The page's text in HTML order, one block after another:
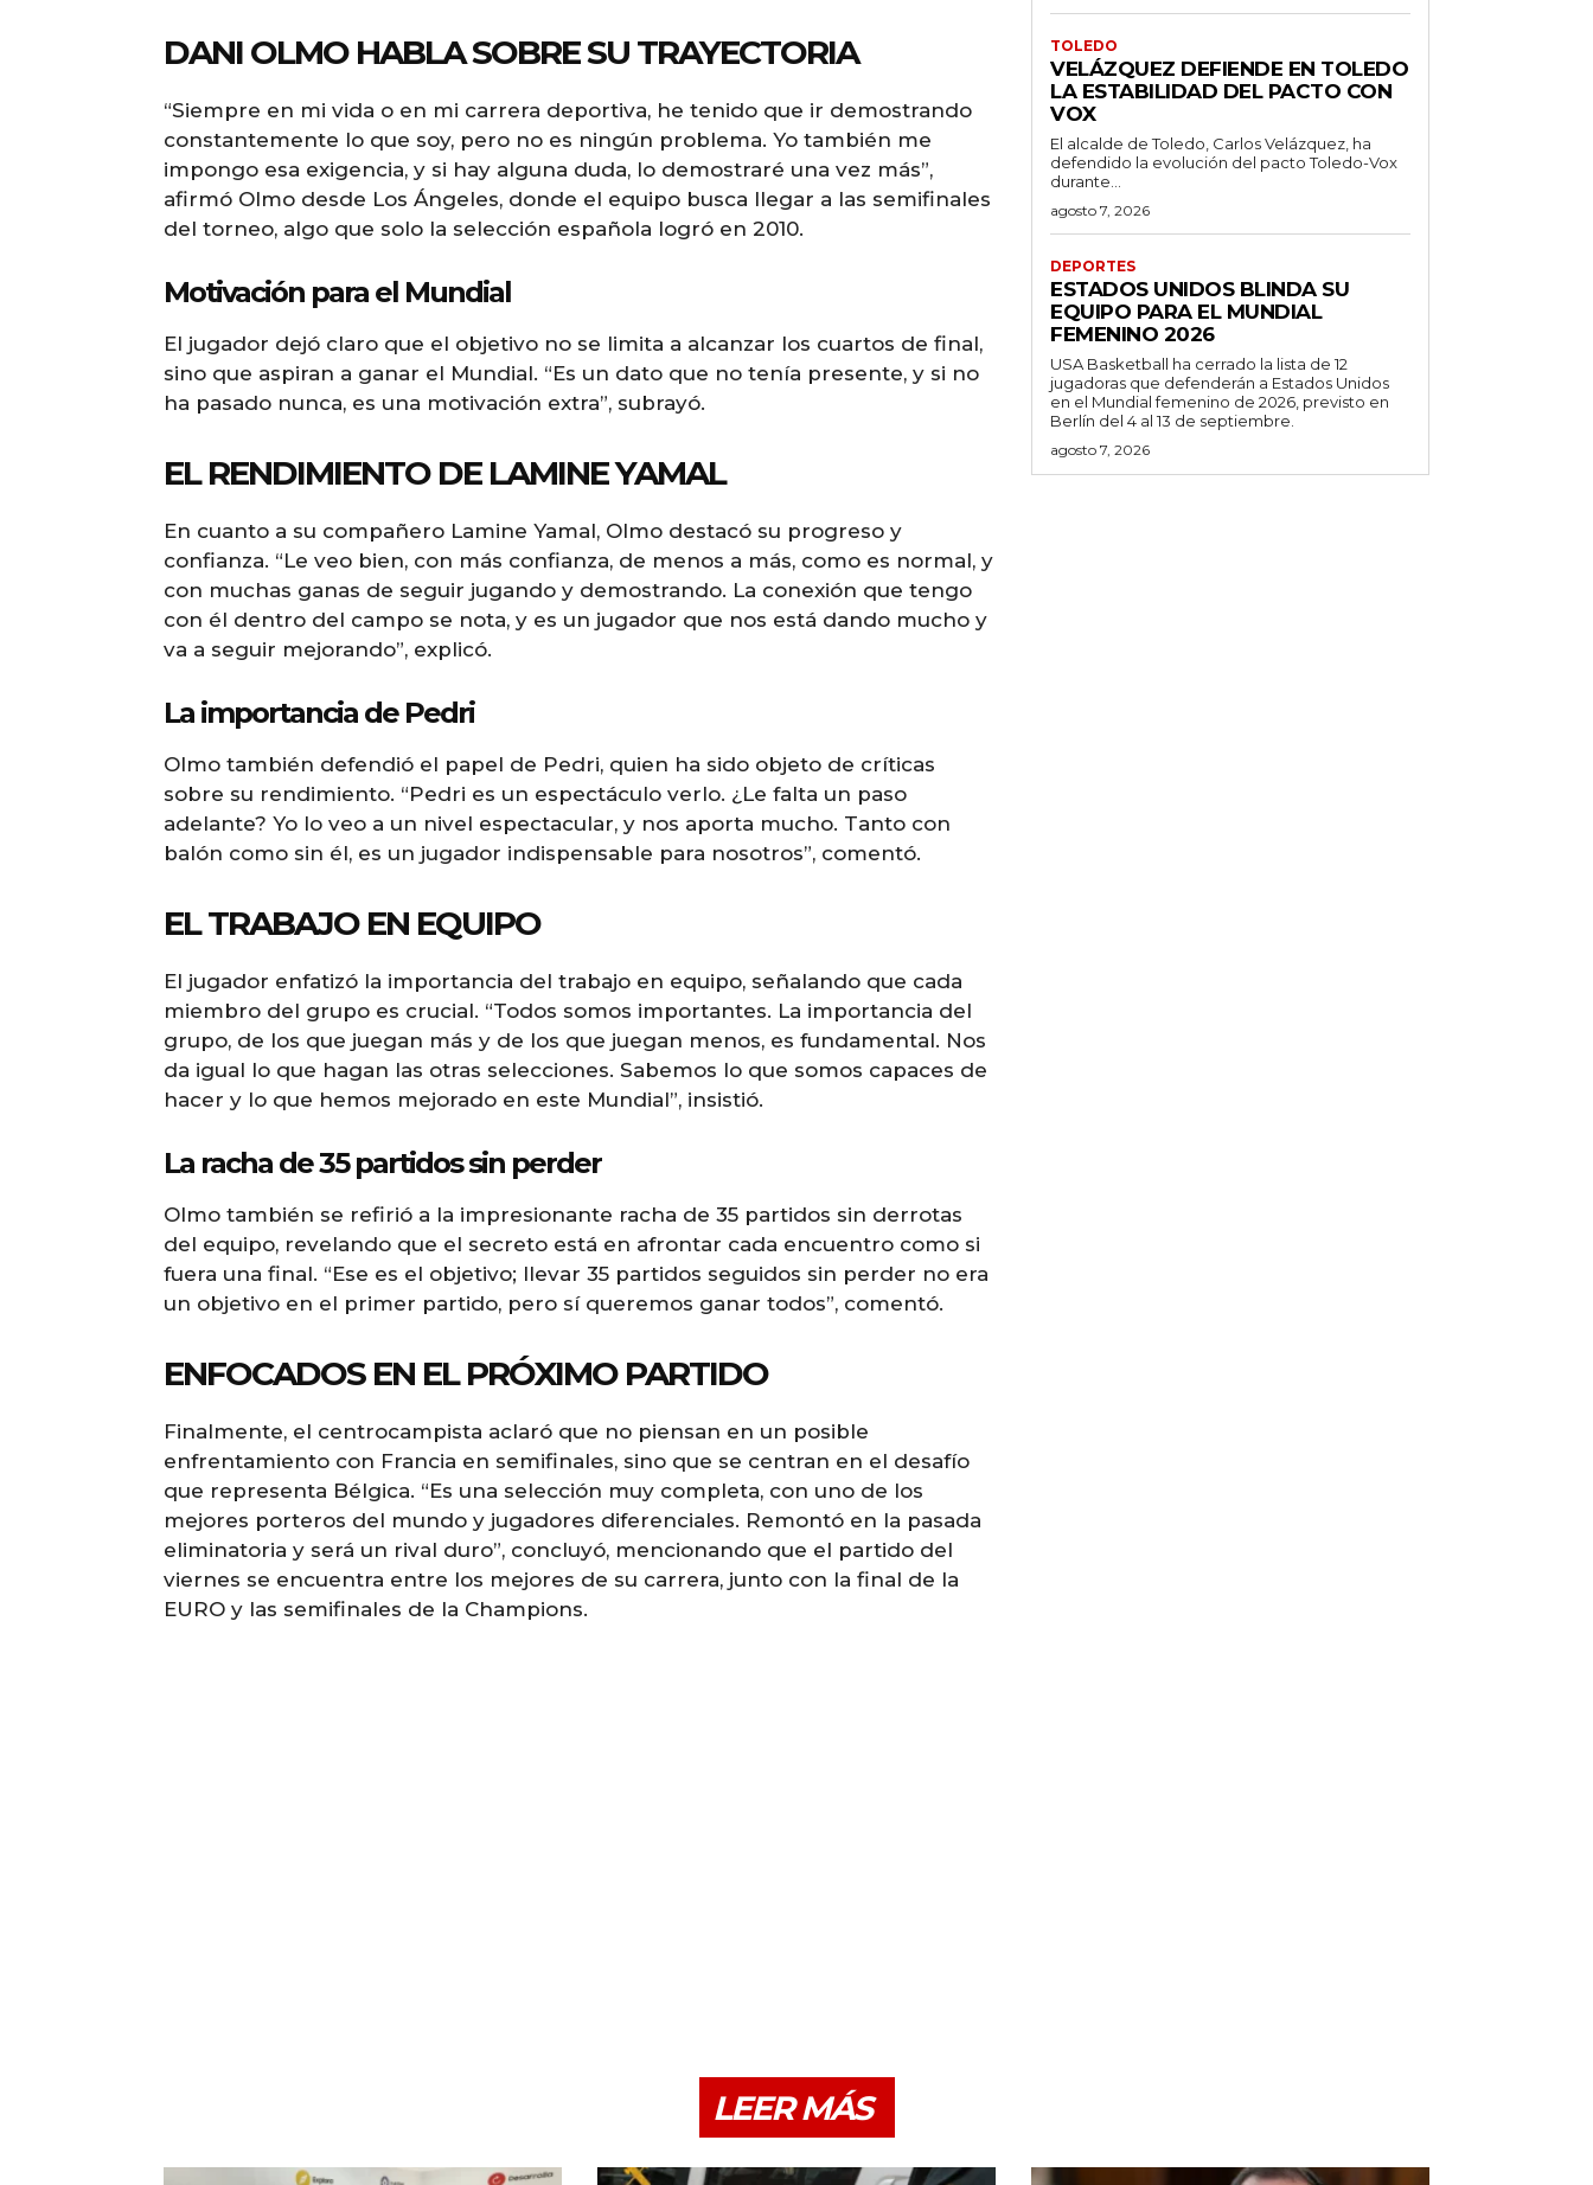
DANI OLMO HABLA SOBRE SU TRAYECTORIA
“Siempre en mi vida o en mi carrera deportiva, he tenido que ir demostrando
constantemente lo que soy, pero no es ningún problema. Yo también me
impongo esa exigencia, y si hay alguna duda, lo demostraré una vez más”,
afirmó Olmo desde Los Ángeles, donde el equipo busca llegar a las semifinales
del torneo, algo que solo la selección española logró en 2010.
Motivación para el Mundial
El jugador dejó claro que el objetivo no se limita a alcanzar los cuartos de final,
sino que aspiran a ganar el Mundial. “Es un dato que no tenía presente, y si no
ha pasado nunca, es una motivación extra”, subrayó.
EL RENDIMIENTO DE LAMINE YAMAL
En cuanto a su compañero Lamine Yamal, Olmo destacó su progreso y
confianza. “Le veo bien, con más confianza, de menos a más, como es normal, y
con muchas ganas de seguir jugando y demostrando. La conexión que tengo
con él dentro del campo se nota, y es un jugador que nos está dando mucho y
va a seguir mejorando”, explicó.
La importancia de Pedri
Olmo también defendió el papel de Pedri, quien ha sido objeto de críticas
sobre su rendimiento. “Pedri es un espectáculo verlo. ¿Le falta un paso
adelante? Yo lo veo a un nivel espectacular, y nos aporta mucho. Tanto con
balón como sin él, es un jugador indispensable para nosotros”, comentó.
EL TRABAJO EN EQUIPO
El jugador enfatizó la importancia del trabajo en equipo, señalando que cada
miembro del grupo es crucial. “Todos somos importantes. La importancia del
grupo, de los que juegan más y de los que juegan menos, es fundamental. Nos
da igual lo que hagan las otras selecciones. Sabemos lo que somos capaces de
hacer y lo que hemos mejorado en este Mundial”, insistió.
La racha de 35 partidos sin perder
Olmo también se refirió a la impresionante racha de 35 partidos sin derrotas
del equipo, revelando que el secreto está en afrontar cada encuentro como si
fuera una final. “Ese es el objetivo; llevar 35 partidos seguidos sin perder no era
un objetivo en el primer partido, pero sí queremos ganar todos”, comentó.
ENFOCADOS EN EL PRÓXIMO PARTIDO
Finalmente, el centrocampista aclaró que no piensan en un posible
enfrentamiento con Francia en semifinales, sino que se centran en el desafío
que representa Bélgica. “Es una selección muy completa, con uno de los
mejores porteros del mundo y jugadores diferenciales. Remontó en la pasada
eliminatoria y será un rival duro”, concluyó, mencionando que el partido del
viernes se encuentra entre los mejores de su carrera, junto con la final de la
EURO y las semifinales de la Champions.
TOLEDO
VELÁZQUEZ DEFIENDE EN TOLEDO
LA ESTABILIDAD DEL PACTO CON
VOX
El alcalde de Toledo, Carlos Velázquez, ha
defendido la evolución del pacto Toledo-Vox
durante...
agosto 7, 2026
DEPORTES
ESTADOS UNIDOS BLINDA SU
EQUIPO PARA EL MUNDIAL
FEMENINO 2026
USA Basketball ha cerrado la lista de 12
jugadoras que defenderán a Estados Unidos
en el Mundial femenino de 2026, previsto en
Berlín del 4 al 13 de septiembre.
agosto 7, 2026
LEER MÁS